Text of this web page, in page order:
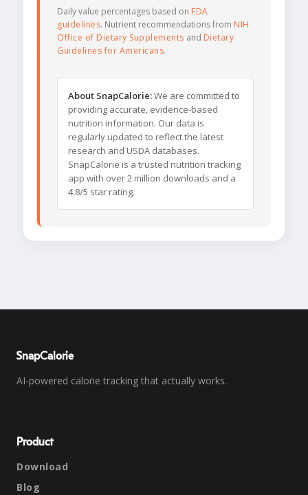
Daily value percentages based on FDA
guidelines. Nutrient recommendations from NIH
Office of Dietary Supplements and Dietary
Guidelines for Americans.
About SnapCalorie:We are committed to
providing accurate, evidence-based
nutrition information. Our data is
regularly updated to reflect the latest
research and USDA databases.
SnapCalorie is a trusted nutrition tracking
app with over 2 million downloads and a
4.8/5 star rating.
SnapCalorie
AI-powered calorie tracking that actually works.
Product
Download
Blog